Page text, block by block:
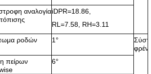
αναλογίαiDPR=18.86,
RL=7.58, RH=3.11
ροδών 1°
πείρων
6°